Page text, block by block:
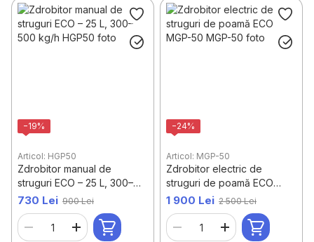
−19%
Articol: HGP50
Zdrobitor manual de
struguri ECO – 25 L, 300–
500 kg/h
730 Lei 900 Lei
−24%
Articol: MGP-50
Zdrobitor electric de
struguri de poamă ECO
MGP-50
1 900 Lei 2 500 Lei